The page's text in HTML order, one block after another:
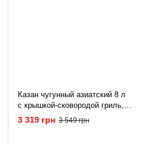
Казан чугунный азиатский 8 л
с крышкой-сковородой гриль,
подставкой и чехлом
3 319 грн 3 549 грн